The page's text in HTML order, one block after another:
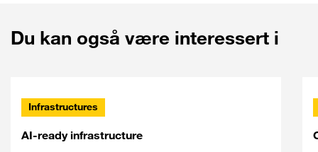
Du kan også være interessert i
Infrastructures
AI-ready infrastructure